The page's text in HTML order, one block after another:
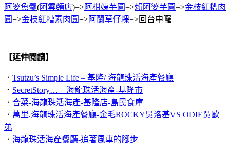
阿婆魚羹(阿雲麵店)=>阿柑姨芋圓=>賴阿婆芋圓=>金枝紅糟肉
圓=>金枝紅糟素肉圓=>阿蘭草仔粿=>回台中囉
【延伸閱讀】
． Tsutzu’s Simple Life – 基隆/ 海龍珠活海產餐廳
． SecretStory… – 海龍珠活海產-基隆市
． 合菜-海龍珠活海產-基隆店-島民食庫
． 萬里.海龍珠活海產餐廳-金毛ROCKY吳洛基VS ODIE吳歐
弟
． 海龍珠活海產餐廳-追著風車的腳步